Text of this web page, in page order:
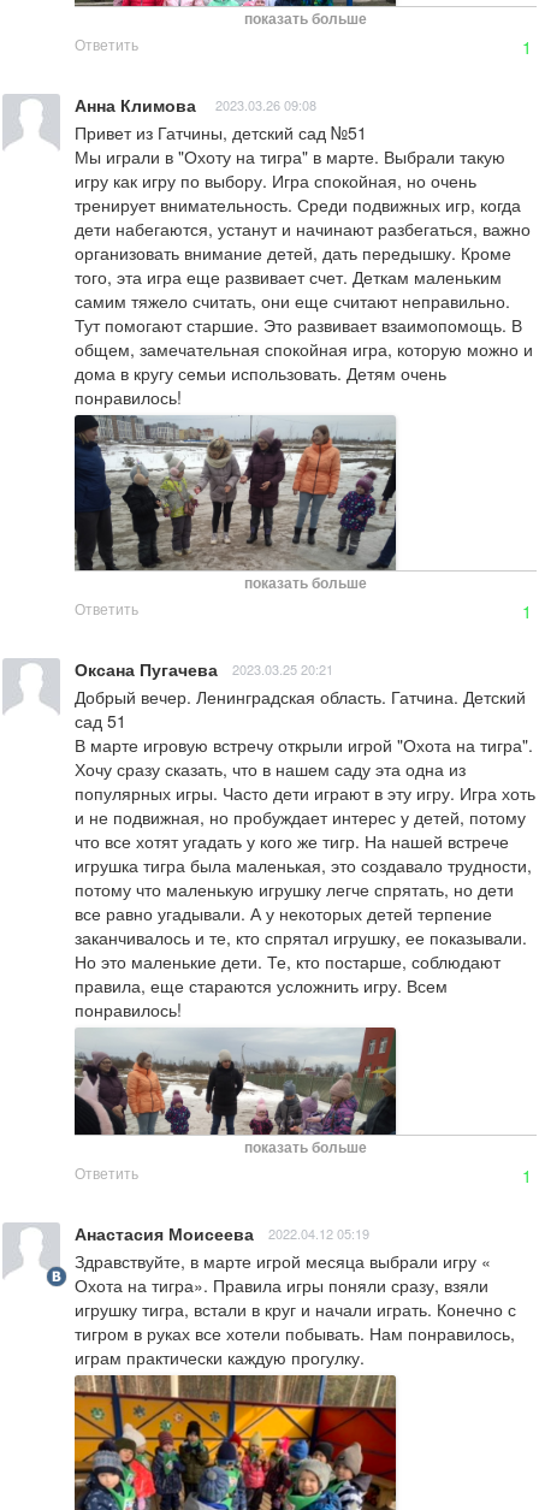
показать больше
Ответить 1
Анна Климова 2023.03.26 09:08
Привет из Гатчины, детский сад №51
Мы играли в "Охоту на тигра" в марте. Выбрали такую
игру как игру по выбору. Игра спокойная, но очень
тренирует внимательность. Среди подвижных игр, когда
дети набегаются, устанут и начинают разбегаться, важно
организовать внимание детей, дать передышку. Кроме
того, эта игра еще развивает счет. Деткам маленьким
самим тяжело считать, они еще считают неправильно.
Тут помогают старшие. Это развивает взаимопомощь. В
общем, замечательная спокойная игра, которую можно и
дома в кругу семьи использовать. Детям очень
понравилось!
показать больше
Ответить 1
Оксана Пугачева 2023.03.25 20:21
Добрый вечер. Ленинградская область. Гатчина. Детский
сад 51
В марте игровую встречу открыли игрой "Охота на тигра".
Хочу сразу сказать, что в нашем саду эта одна из
популярных игры. Часто дети играют в эту игру. Игра хоть
и не подвижная, но пробуждает интерес у детей, потому
что все хотят угадать у кого же тигр. На нашей встрече
игрушка тигра была маленькая, это создавало трудности,
потому что маленькую игрушку легче спрятать, но дети
все равно угадывали. А у некоторых детей терпение
заканчивалось и те, кто спрятал игрушку, ее показывали.
Но это маленькие дети. Те, кто постарше, соблюдают
правила, еще стараются усложнить игру. Всем
понравилось!
показать больше
Ответить 1
Анастасия Моисеева 2022.04.12 05:19
Здравствуйте, в марте игрой месяца выбрали игру «
Охота на тигра». Правила игры поняли сразу, взяли
игрушку тигра, встали в круг и начали играть. Конечно с
тигром в руках все хотели побывать. Нам понравилось,
играм практически каждую прогулку.